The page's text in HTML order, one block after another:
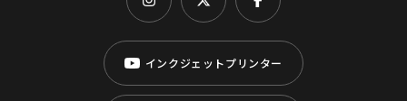
インクジェットプリンター